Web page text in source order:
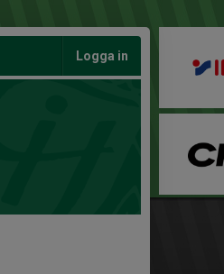
Logga in